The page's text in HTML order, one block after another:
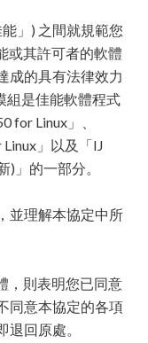
」) 之間就規範您
或其許可者的軟體
成的具有法律效力
組是佳能軟體程式
for Linux」、
Linux」以及「IJ
)」的一部分。
並理解本協定中所
，則表明您已同意
同意本協定的各項
回原處。